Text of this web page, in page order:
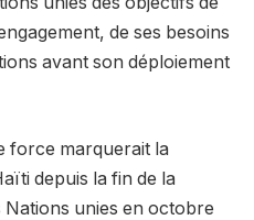
de ses besoins
avant son déploiement
force marquerait la
depuis la fin de la
Nations unies en octobre